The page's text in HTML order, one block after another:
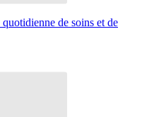
de soins et de